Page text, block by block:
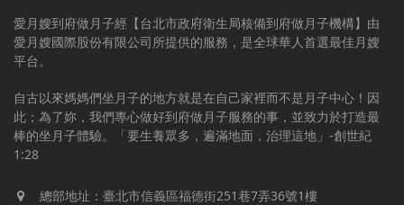
愛月嫂到府做月子經【台北市政府衛生局核備到府做月子機構】由
愛月嫂國際股份有限公司所提供的服務，是全球華人首選最佳月嫂
平台。
自古以來媽媽們坐月子的地方就是在自己家裡而不是月子中心！因
此；為了妳，我們專心做好到府做月子服務的事，並致力於打造最
棒的坐月子體驗。「要生養眾多，遍滿地面，治理這地」-創世紀
1:28
總部地址：臺北市信義區福德街251巷7弄36號1樓